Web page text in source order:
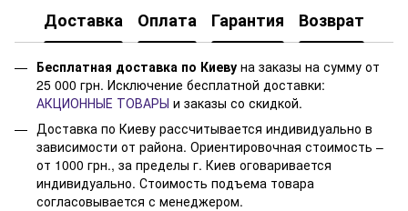
Доставка Оплата Гарантия Возврат
Бесплатная доставка по Киеву на заказы на сумму от
25 000 грн. Исключение бесплатной доставки:
АКЦИОННЫЕ ТОВАРЫ и заказы со скидкой.
Доставка по Киеву рассчитывается индивидуально в
зависимости от района. Ориентировочная стоимость –
от 1000 грн., за пределы г. Киев оговаривается
индивидуально. Стоимость подъема товара
согласовывается с менеджером.